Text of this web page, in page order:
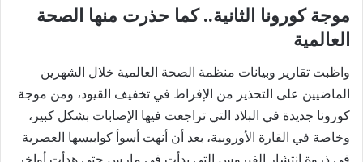
موجة كورونا الثانية.. كما حذرت منها الصحة
العالمية
واظبت تقارير وبيانات منظمة الصحة العالمية خلال الشهرين
الماضيين على التحذير من الإفراط في تخفيف القيود، ومن موجة
كورونا جديدة في البلاد التي تراجعت فيها الإصابات بشكل كبير،
وخاصة في القارة الأوروبية، بعد أن أنهت أسوأ كوابيسها العصرية
في ذروة انتشار الفيروس التي بدأت في مارس حتى هدأت أواخر